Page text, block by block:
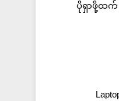
ပိုရှာဖို့ထက်